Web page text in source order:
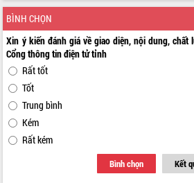
BÌNH CHỌN
Xin ý kiến đánh giá về giao diện, nội dung,
Cổng thông tin điện tử tỉnh
Rất tốt
Tốt
Trung bình
Kém
Rất kém
Bình chọn Kết